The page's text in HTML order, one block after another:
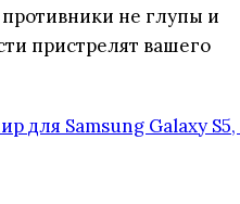
не глупы и
пристрелят вашего